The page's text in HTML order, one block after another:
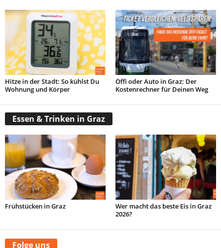
Hitze in der Stadt: So kühlst Du
Wohnung und Körper
Öffi oder Auto in Graz: Der
Kostenrechner für Deinen Weg
Essen & Trinken in Graz
Frühstücken in Graz
Wer macht das beste Eis in Graz
2026?
Folge uns